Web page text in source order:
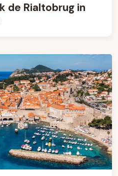
de Rialtobrug in